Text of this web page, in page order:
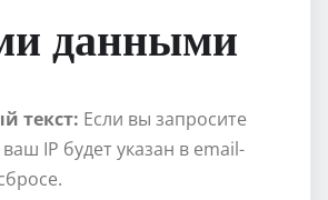
данными
текст: Если вы запросите
IP будет указан в email-